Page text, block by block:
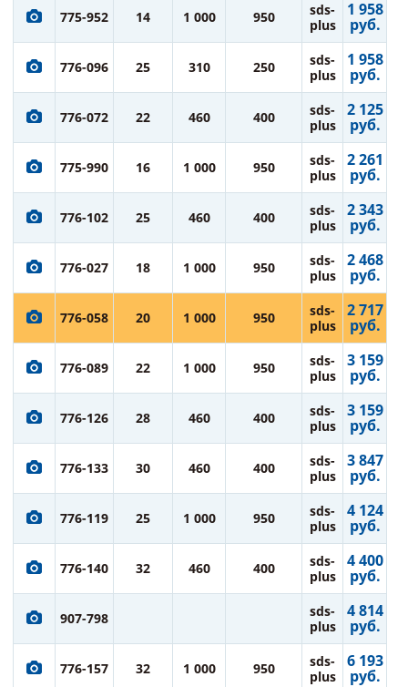
775-952 14 1 000 950
sds-
plus
1 958
руб.
776-096 25 310 250
sds-
plus
1 958
руб.
776-072 22 460 400
sds-
plus
2 125
руб.
775-990 16 1 000 950
sds-
plus
2 261
руб.
776-102 25 460 400
sds-
plus
2 343
руб.
776-027 18 1 000 950
sds-
plus
2 468
руб.
776-058 20 1 000 950
sds-
plus
2 717
руб.
776-089 22 1 000 950
sds-
plus
3 159
руб.
776-126 28 460 400
sds-
plus
3 159
руб.
776-133 30 460 400
sds-
plus
3 847
руб.
776-119 25 1 000 950
sds-
plus
4 124
руб.
776-140 32 460 400
sds-
plus
4 400
руб.
907-798
sds-
plus
4 814
руб.
776-157 32 1 000 950
sds-
plus
6 193
руб.